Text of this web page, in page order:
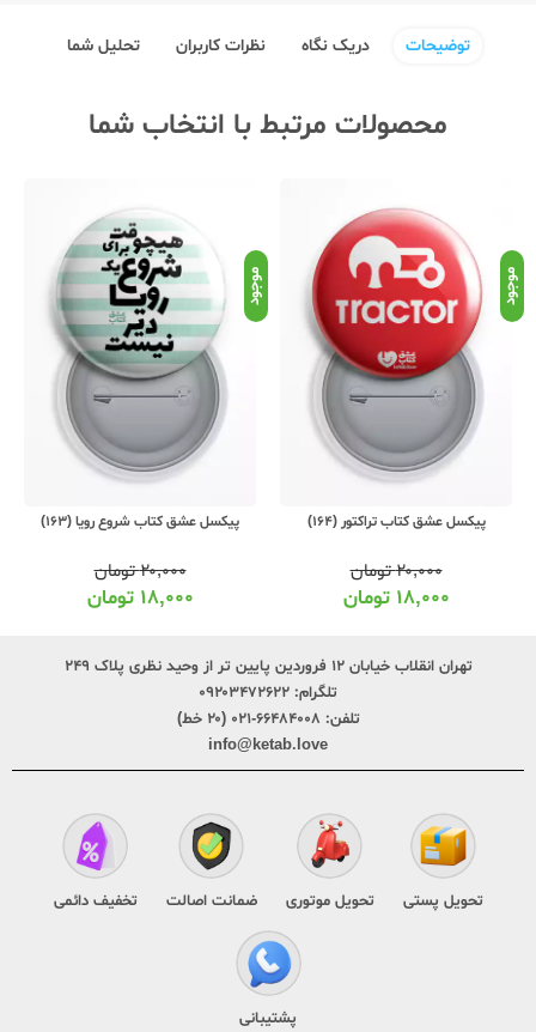
توضیحات دریک نگاه نظرات کاربران تحلیل شما
محصولات مرتبط با انتخاب شما
موجود
پیکسل عشق کتاب تراکتور (164)
۲۰,۰۰۰تومان
۱۸,۰۰۰ تومان
موجود
پیکسل عشق کتاب شروع رویا (163)
۲۰,۰۰۰تومان
۱۸,۰۰۰ تومان
تهران انقلاب خیابان ۱۲ فروردین پایین تر از وحید نظری پلاک ۲۴۹
تلگرام: ۰۹۲۰۳۴۷۲۶۲۲
تلفن: ۶۶۴۸۴۰۰۸-۰۲۱ (۲۰ خط)
info@ketab.love
تحویل پستی تحویل موتوری ضمانت اصالت تخفیف دائمی
پشتیبانی